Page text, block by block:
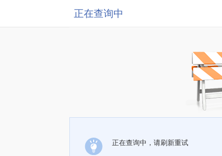
正在查询中
正在查询中，请刷新重试